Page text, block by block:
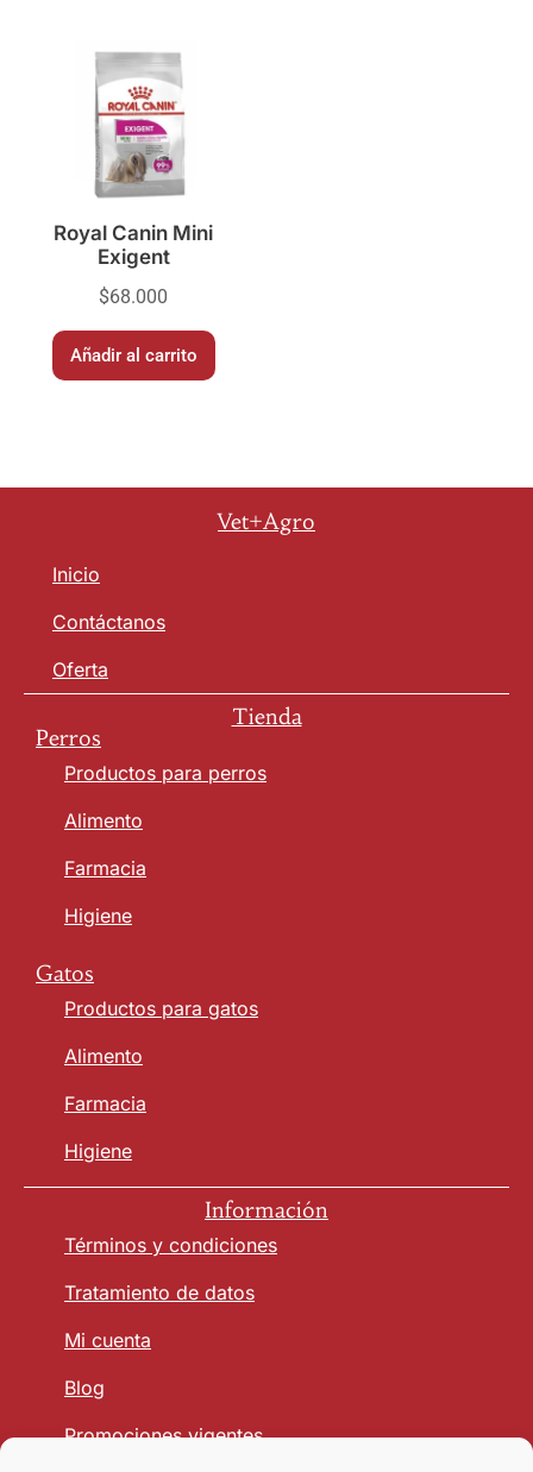
Royal Canin Mini
Exigent
$68.000
Añadir al carrito
Vet+Agro
Inicio
Contáctanos
Oferta
Tienda
Perros
Productos para perros
Alimento
Farmacia
Higiene
Gatos
Productos para gatos
Alimento
Farmacia
Higiene
Información
Términos y condiciones
Tratamiento de datos
Mi cuenta
Blog
Promociones vigentes